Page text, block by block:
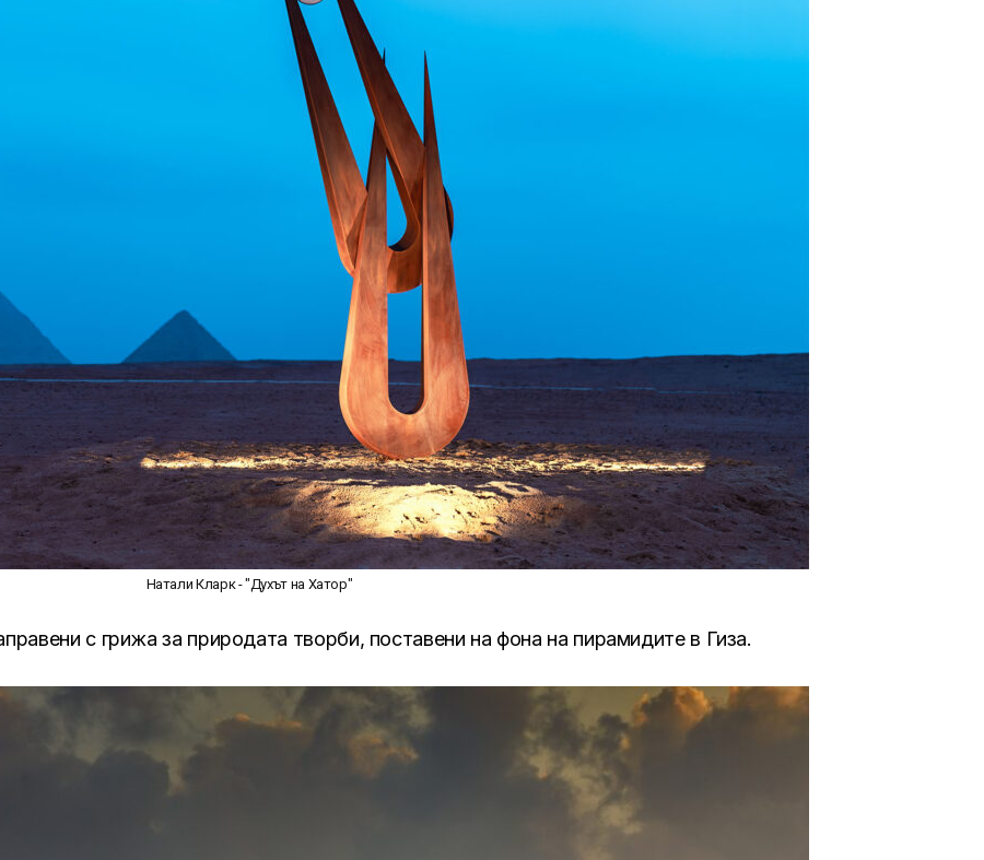
Натали Кларк - "Духът на Хатор"
с грижа за природата творби, поставени на фона на пирамидите в Гиза.